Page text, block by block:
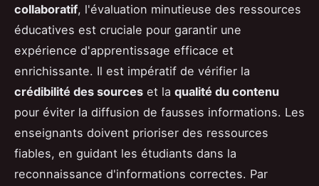
collaboratif, l'évaluation minutieuse des ressources
éducatives est cruciale pour garantir une
expérience d'apprentissage efficace et
enrichissante. Il est impératif de vérifier la
crédibilité des sources et la qualité du contenu
pour éviter la diffusion de fausses informations. Les
enseignants doivent prioriser des ressources
fiables, en guidant les étudiants dans la
reconnaissance d'informations correctes. Par